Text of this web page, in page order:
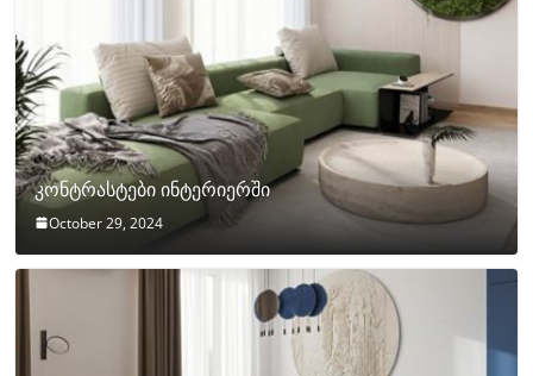
კონტრასტები ინტერიერში
October 29, 2024